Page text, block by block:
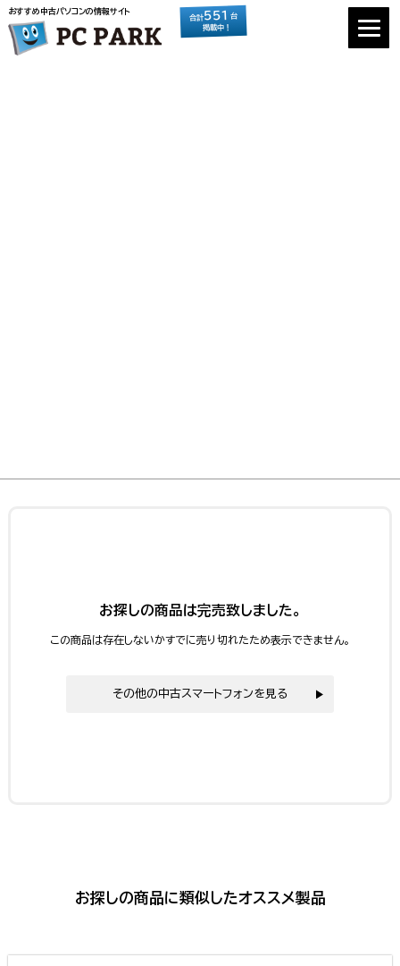
おすすめ中古パソコンの情報サイト
合計551 台
掲載中！
お探しの商品は完売致しました。
この商品は存在しないかすでに売り切れたため表示できません。
その他の中古スマートフォンを見る
お探しの商品に類似したオススメ製品